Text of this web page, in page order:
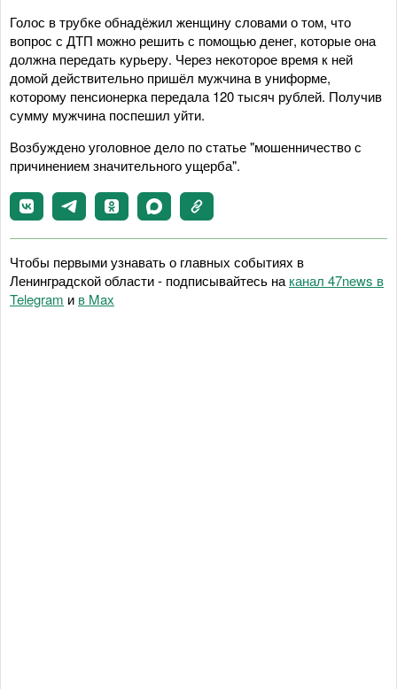
Голос в трубке обнадёжил женщину словами о том, что
вопрос с ДТП можно решить с помощью денег, которые она
должна передать курьеру. Через некоторое время к ней
домой действительно пришёл мужчина в униформе,
которому пенсионерка передала 120 тысяч рублей. Получив
сумму мужчина поспешил уйти.
Возбуждено уголовное дело по статье "мошенничество с
причинением значительного ущерба".
Чтобы первыми узнавать о главных событиях в
Ленинградской области - подписывайтесь на канал 47news в
Telegram и в Maх